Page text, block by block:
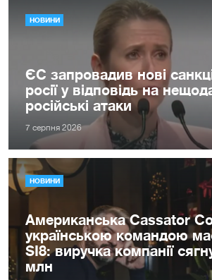
НОВИНИ
ЄС запровадив нові
росії у відповідь на
російські атаки
7 серпня 2026
НОВИНИ
Американська Cassator
українською командою
SI8: виручка компанії
млн